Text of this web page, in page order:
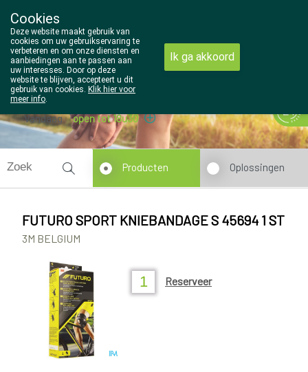
014/810298
Vandaag open tot 18u30
Producten Oplossingen
FUTURO SPORT KNIEBANDAGE S 45694 1 ST
3M BELGIUM
Reserveer
Cookies
Deze website maakt gebruik van
cookies om uw gebruikservaring te
verbeteren en om onze diensten en
aanbiedingen aan te passen aan
uw interesses. Door op deze
website te blijven, accepteert u dit
gebruik van cookies. Klik hier voor
meer info.
Ik ga akkoord